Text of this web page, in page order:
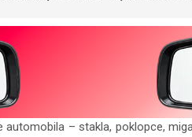
– stakla, poklopce,